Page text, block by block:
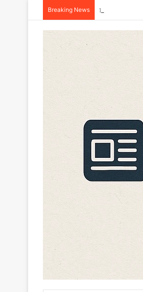
Breaking News इंसानियत